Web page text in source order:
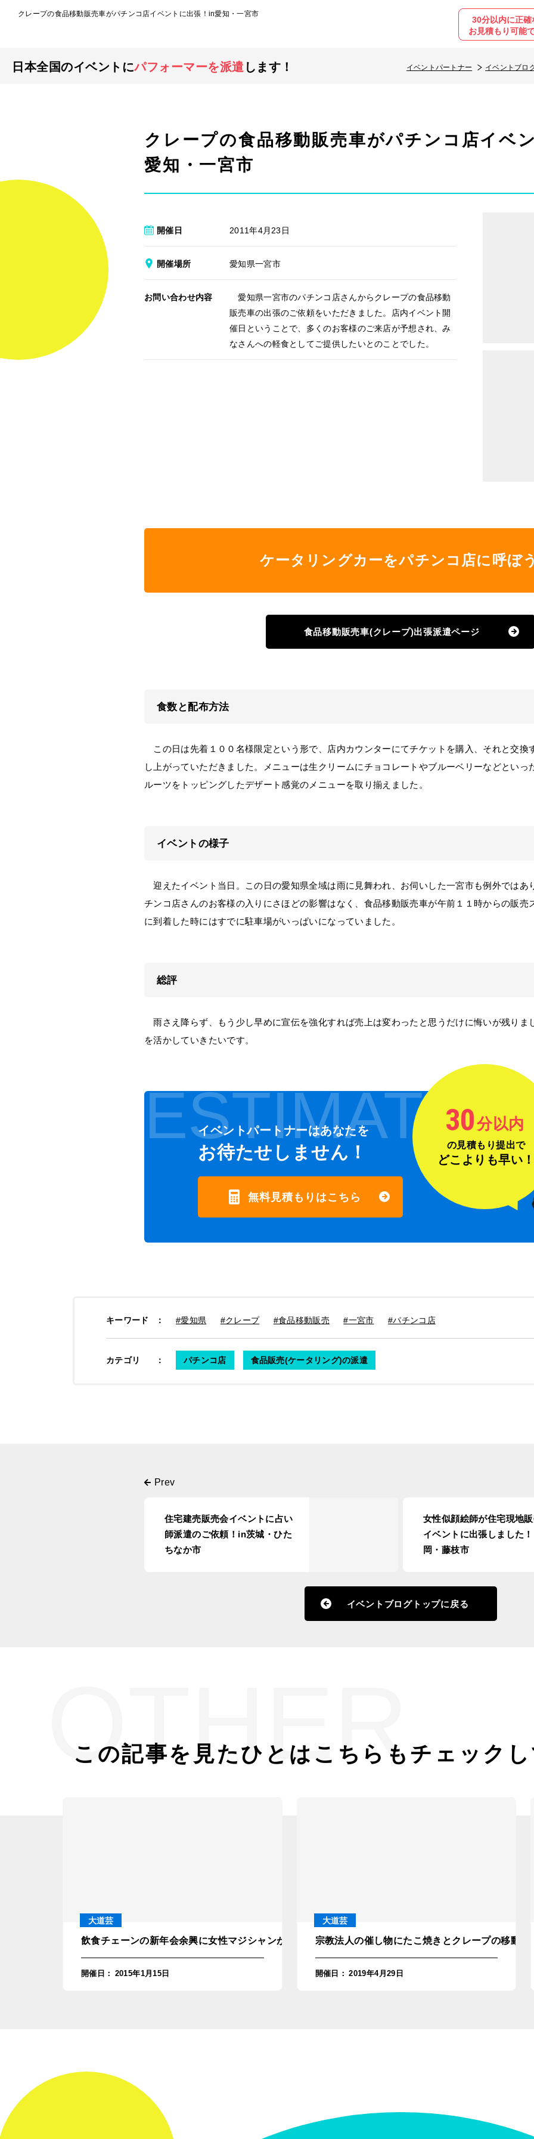
クレープの食品移動販売車がパチンコ店イベントに出張！in愛知・一宮市
30分以内に正確
お見積もり可能
日本全国のイベントにパフォーマーを派遣 します！ イベントパートナー イベントブロ
クレープの食品移動販売車がパチンコ店イベ
愛知・一宮市
開催日 2011年4月23日
開催場所 愛知県一宮市
お問い合わせ内容
愛知県一宮市のパチンコ店さんからクレープの食品移動
販売車の出張のご依頼をいただきました。店内イベント開
催日ということで、多くのお客様のご来店が予想され、み
なさんへの軽食としてご提供したいとのことでした。
ケータリングカーをパチンコ店に呼ぼ
食品移動販売車(クレープ)出張派遣ページ
食数と配布方法
この日は先着１００名様限定という形で、店内カウンターにてチケットを購入、それと交換
し上がっていただきました。メニューは生クリームにチョコレートやブルーベリーなどといっ
ルーツをトッピングしたデザート感覚のメニューを取り揃えました。
イベントの様子
迎えたイベント当日。この日の愛知県全域は雨に見舞われ、お伺いした一宮市も例外ではあ
チンコ店さんのお客様の入りにさほどの影響はなく、食品移動販売車が午前１１時からの販売
に到着した時にはすでに駐車場がいっぱいになっていました。
総評
雨さえ降らず、もう少し早めに宣伝を強化すれば売上は変わったと思うだけに悔いが残りま
を活かしていきたいです。
ESTIMATE
イベントパートナーはあなたを
お待たせしません！
無料見積もりはこちら
30分以内
の見積もり提出で
どこよりも早い
キーワード ： #愛知県 #クレープ #食品移動販売 #一宮市 #パチンコ店
カテゴリ ： パチンコ店 食品販売(ケータリング)の派遣
住宅建売販売会イベントに占い
師派遣のご依頼！in茨城・ひた
ちなか市
女性似顔絵師が住宅現地
イベントに出張しました
岡・藤枝市
イベントブログトップに戻る
OTHER
この記事を見たひとは こちらもチェック
大道芸
飲食チェーンの新年会余興に女性マジシャンが出張マジックショー！in愛知県名古屋市
開催日 ： 2015年1月15日
大道芸
宗教法人の催し物にたこ焼きとクレープの移動
開催日 ： 2019年4月29日